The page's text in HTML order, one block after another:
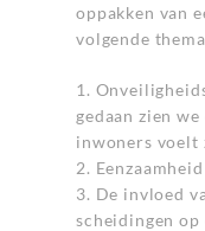
oppakken van
volgende
1.
gedaan zien
inwoners voelt
2. Eenzaamheid
3. De invloed
scheidingen op